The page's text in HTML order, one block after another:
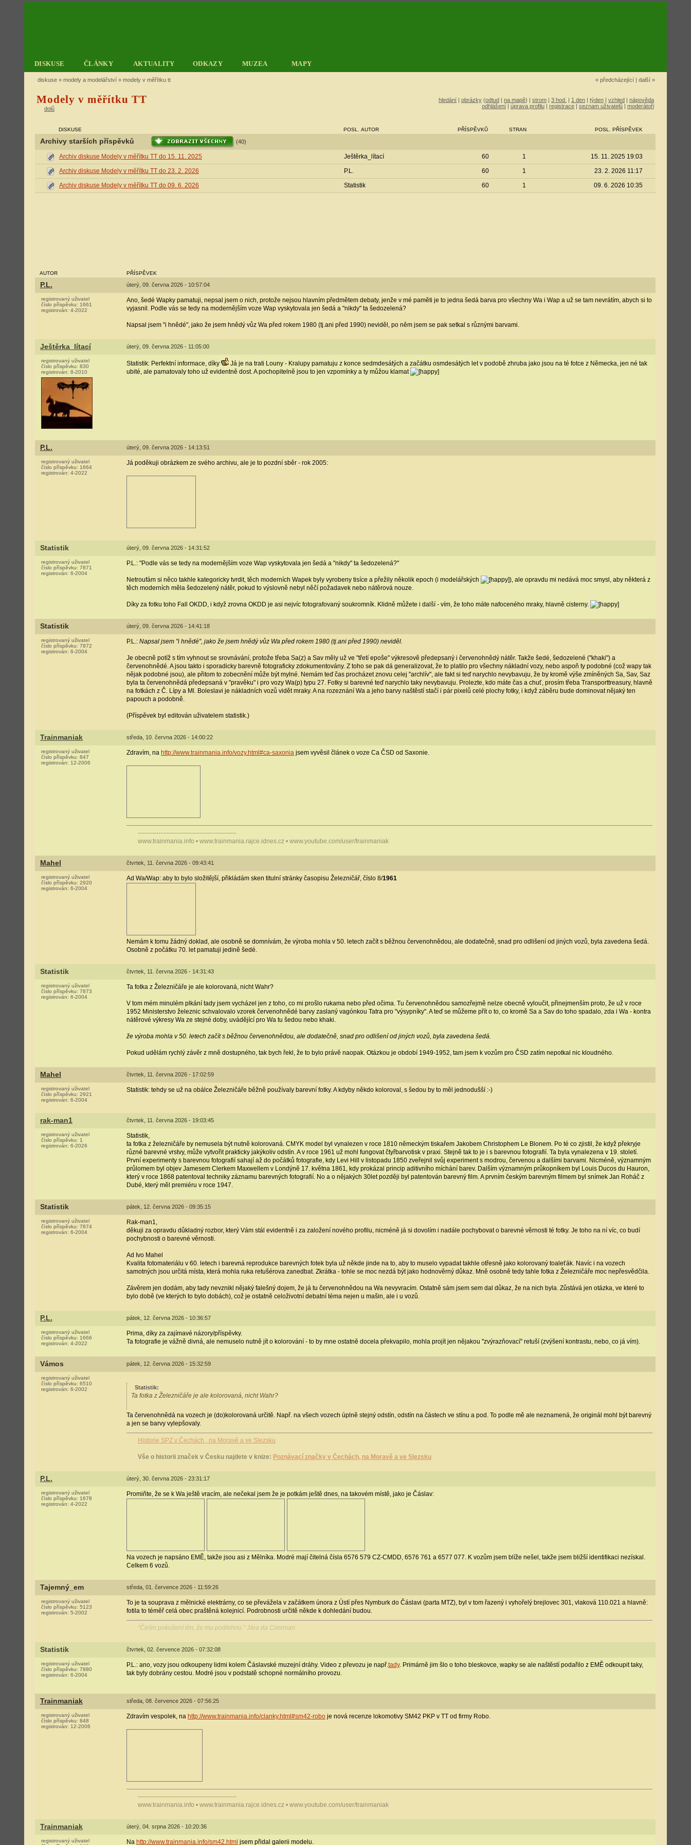
DISKUSE ČLÁNKY AKTUALITY ODKAZY MUZEA MAPY
diskuse » modely a modelářství » modely v měřítku tt « předcházející | další »
Modely v měřítku TT
dolů
hledání | obrázky (odtud | na mapě) | strom | 3 hod. | 1 den | týden | vzhled | nápověda
odhlášení | úprava profilu | registrace | seznam uživatelů | moderátoři
DISKUSE POSL. AUTOR PŘÍSPĚVKŮ STRAN POSL. PŘÍSPĚVEK
Archivy starších příspěvků (40)
Archiv diskuse Modely v měřítku TT do 15. 11. 2025 Ještěrka_lítací 60 1
15. 11. 2025 19:03
Archiv diskuse Modely v měřítku TT do 23. 2. 2026
P.L. 60 1
23. 2. 2026 11:17
Archiv diskuse Modely v měřítku TT do 09. 6. 2026
Statistik 60 1 09. 6. 2026 10:35
AUTOR PŘÍSPĚVEK
P.L. úterý, 09. června 2026 - 10:57:04
registrovaný uživatel
číslo příspěvku: 1661
registrován: 4-2022
Ano, šedé Wapky pamatuji, nepsal jsem o nich, protože nejsou hlavním předmětem debaty, jenže v mé paměti je to jedna šedá barva pro všechny Wa i Wap a už se tam nevrátím, abych si to
vyjasnil. Podle vás se tedy na modernějším voze Wap vyskytovala jen šedá a "nikdy" ta šedozelená?
Napsal jsem "i hnědé", jako že jsem hnědý vůz Wa před rokem 1980 (tj.ani před 1990) neviděl, po něm jsem se pak setkal s různými barvami.
Ještěrka_lítací úterý, 09. června 2026 - 11:05:00
registrovaný uživatel
číslo příspěvku: 830
registrován: 8-2010
Statistik: Perfektní informace, díky
Já je na trati Louny - Kralupy pamatuju z konce sedmdesátých a začátku osmdesátých let v podobě zhruba jako jsou na té fotce z Německa, jen né tak
ubité, ale pamatovaly toho už evidentně dost. A pochopitelně jsou to jen vzpomínky a ty můžou klamat
P.L. úterý, 09. června 2026 - 14:13:51
registrovaný uživatel
číslo příspěvku: 1664
registrován: 4-2022
Já poděkuji obrázkem ze svého archivu, ale je to pozdní sběr - rok 2005:
Statistik úterý, 09. června 2026 - 14:31:52
registrovaný uživatel
číslo příspěvku: 7871
registrován: 6-2004
P.L.: "Podle vás se tedy na modernějším voze Wap vyskytovala jen šedá a "nikdy" ta šedozelená?"
Netroufám si něco takhle kategoricky tvrdit, těch moderních Wapek byly vyrobeny tisíce a přežily několik epoch (i modelářských
), ale opravdu mi nedává moc smysl, aby některá z
těch moderních měla šedozelený nátěr, pokud to výslovně nebyl něčí požadavek nebo nátěrová nouze.
Díky za fotku toho Fall OKDD, i když zrovna OKDD je asi nejvíc fotografovaný soukromník. Klidně můžete i další - vím, že toho máte nafoceného mraky, hlavně cisterny.
Statistik úterý, 09. června 2026 - 14:41:18
registrovaný uživatel
číslo příspěvku: 7872
registrován: 6-2004
P.L.: Napsal jsem "i hnědé", jako že jsem hnědý vůz Wa před rokem 1980 (tj.ani před 1990) neviděl.
Je obecně potíž s tím vyhnout se srovnávání, protože třeba Sa(z) a Sav měly už ve "třetí epoše" výkresově předepsaný i červenohnědý nátěr. Takže šedé, šedozelené ("khaki") a
červenohnědé. A jsou takto i sporadicky barevně fotograficky zdokumentovány. Z toho se pak dá generalizovat, že to platilo pro všechny nákladní vozy, nebo aspoň ty podobné (což wapy tak
nějak podobné jsou), ale přitom to zobecnění může být mylné. Nemám teď čas procházet znovu celej "archlív", ale fakt si teď narychlo nevybavuju, že by kromě výše zmíněných Sa, Sav, Saz
byla ta červenohnědá předepsaná v "pravěku" i pro vozy Wa(p) typu 27. Fotky si barevné teď narychlo taky nevybavuju. Prolezte, kdo máte čas a chuť, prosím třeba Transporttreasury, hlavně
na fotkách z Č. Lípy a Ml. Boleslavi je nákladních vozů vidět mraky. A na rozeznání Wa a jeho barvy naštěstí stačí i pár pixelů celé plochy fotky, i když záběru bude dominovat nějaký ten
papouch a podobně.
(Příspěvek byl editován uživatelem statistik.)
Trainmaniak středa, 10. června 2026 - 14:00:22
registrovaný uživatel
číslo příspěvku: 847
registrován: 12-2006
Zdravím, na http://www.trainmania.info/vozy.html#ca-saxonia jsem vyvěsil článek o voze Ca ČSD od Saxonie.
------------------------------------------------
www.trainmania.info • www.trainmania.rajce.idnes.cz • www.youtube.com/user/trainmaniak
Mahel čtvrtek, 11. června 2026 - 09:43:41
registrovaný uživatel
číslo příspěvku: 2920
registrován: 6-2004
Ad Wa/Wap: aby to bylo složitější, přikládám sken titulní stránky časopisu Železničář, číslo 8/1961
Nemám k tomu žádný doklad, ale osobně se domnívám, že výroba mohla v 50. letech začít s běžnou červenohnědou, ale dodatečně, snad pro odlišení od jiných vozů, byla zavedena šedá.
Osobně z počátku 70. let pamatuji jedině šedé.
Statistik čtvrtek, 11. června 2026 - 14:31:43
registrovaný uživatel
číslo příspěvku: 7873
registrován: 6-2004
Ta fotka z Železničáře je ale kolorovaná, nicht Wahr?
V tom mém minulém plkání tady jsem vycházel jen z toho, co mi prošlo rukama nebo před očima. Tu červenohnědou samozřejmě nelze obecně vyloučit, přinejmenším proto, že už v roce
1952 Ministerstvo železnic schvalovalo vzorek červenohnědé barvy zaslaný vagónkou Tatra pro "výsypníky". A teď se můžeme přít o to, co kromě Sa a Sav do toho spadalo, zda i Wa - kontra
nátěrové výkresy Wa ze stejné doby, uvádějící pro Wa tu šedou nebo khaki.
že výroba mohla v 50. letech začít s běžnou červenohnědou, ale dodatečně, snad pro odlišení od jiných vozů, byla zavedena šedá.
Pokud udělám rychlý závěr z mně dostupného, tak bych řekl, že to bylo právě naopak. Otázkou je období 1949-1952, tam jsem k vozům pro ČSD zatím nepotkal nic kloudného.
Mahel čtvrtek, 11. června 2026 - 17:02:59
registrovaný uživatel
číslo příspěvku: 2921
registrován: 6-2004
Statistik: tehdy se už na obálce Železničáře běžně používaly barevní fotky. A kdyby někdo koloroval, s šedou by to měl jednodušší :-)
rak-man1 čtvrtek, 11. června 2026 - 19:03:45
registrovaný uživatel
číslo příspěvku: 1
registrován: 6-2026
Statistik,
ta fotka z železničáře by nemusela být nutně kolorovaná. CMYK model byl vynalezen v roce 1810 německým tiskařem Jakobem Christophem Le Blonem. Po té co zjistil, že když překryje
různé barevné vrstvy, může vytvořit prakticky jakýkoliv odstín. A v roce 1961 už mohl fungovat čtyřbarvotisk v praxi. Stejně tak to je i s barevnou fotografií. Ta byla vynalezena v 19. století.
První experimenty s barevnou fotografií sahají až do počátků fotografie, kdy Levi Hill v listopadu 1850 zveřejnil svůj experiment s modrou, červenou a dalšími barvami. Nicméně, významným
průlomem byl objev Jamesem Clerkem Maxwellem v Londýně 17. května 1861, kdy prokázal princip aditivního míchání barev. Dalším významným průkopníkem byl Louis Ducos du Hauron,
který v roce 1868 patentoval techniky záznamu barevných fotografií. No a o nějakých 30let později byl patentován barevný film. A prvním českým barevným filmem byl snímek Jan Roháč z
Dubé, který měl premiéru v roce 1947.
Statistik pátek, 12. června 2026 - 09:35:15
registrovaný uživatel
číslo příspěvku: 7874
registrován: 6-2004
Rak-man1,
děkuji za opravdu důkladný rozbor, který Vám stál evidentně i za založení nového profilu, nicméně já si dovolím i nadále pochybovat o barevné věrnosti té fotky. Je toho na ní víc, co budí
pochybnosti o barevné věrnosti.
Ad Ivo Mahel
Kvalita fotomateriálu v 60. letech i barevná reprodukce barevných fotek byla už někde jinde na to, aby to muselo vypadat takhle otřesně jako kolorovaný toaleťák. Navíc i na vozech
samotných jsou určitá místa, která mohla ruka retušérova zanedbat. Zkrátka - tohle se moc nezdá být jako hodnověrný důkaz. Mně osobně tedy tahle fotka z Železničáře moc nepřesvědčila.
Závěrem jen dodám, aby tady nevznikl nějaký falešný dojem, že já tu červenohnědou na Wa nevyvracím. Ostatně sám jsem sem dal důkaz, že na nich byla. Zůstává jen otázka, ve které to
bylo době (ve kterých to bylo dobách), což je ostatně celoživotní debatní téma nejen u mašin, ale i u vozů.
P.L. pátek, 12. června 2026 - 10:36:57
registrovaný uživatel
číslo příspěvku: 1666
registrován: 4-2022
Prima, díky za zajímavé názory/příspěvky.
Ta fotografie je vážně divná, ale nemuselo nutně jít o kolorování - to by mne ostatně docela překvapilo, mohla projít jen nějakou "zvýrazňovací" retuší (zvýšení kontrastu, nebo, co já vím).
Vámos pátek, 12. června 2026 - 15:32:59
registrovaný uživatel
číslo příspěvku: 6510
registrován: 6-2002 Statistik:
Ta fotka z Železničáře je ale kolorovaná, nicht Wahr?
Ta červenohnědá na vozech je (do)kolorovaná určitě. Např. na všech vozech úplně stejný odstín, odstín na částech ve stínu a pod. To podle mě ale neznamená, že originál mohl být barevný
a jen se barvy vylepšovaly.
Historie SPZ v Čechách , na Moravě a ve Slezsku
Vše o historii značek v Česku najdete v knize: Poznávací značky v Čechách, na Moravě a ve Slezsku
P.L. úterý, 30. června 2026 - 23:31:17
registrovaný uživatel
číslo příspěvku: 1678
registrován: 4-2022
Promiňte, že se k Wa ještě vracím, ale nečekal jsem že je potkám ještě dnes, na takovém místě, jako je Čáslav:
Na vozech je napsáno EMĚ, takže jsou asi z Mělníka. Modré mají čitelná čísla 6576 579 CZ-CMDD, 6576 761 a 6577 077. K vozům jsem blíže nešel, takže jsem bližší identifikaci nezískal.
Celkem 6 vozů.
Tajemný_em středa, 01. července 2026 - 11:59:26
registrovaný uživatel
číslo příspěvku: 5123
registrován: 5-2002
To je ta souprava z mělnické elektrárny, co se převážela v začátkem února z Ústí přes Nymburk do Čáslavi (parta MTZ), byl v tom řazený i vyhořelý brejlovec 301, vlaková 110.021 a hlavně:
fotila to téměř celá obec praštěná kolejnicí. Podrobnosti určitě někde k dohledání budou.
"Čelím pokušení tím, že mu podlehnu." Jára da Cimrman
Statistik čtvrtek, 02. července 2026 - 07:32:08
registrovaný uživatel
číslo příspěvku: 7880
registrován: 6-2004
P.L.: ano, vozy jsou odkoupeny lidmi kolem Čáslavské muzejní dráhy. Video z převozu je např.tady. Primárně jim šlo o toho bleskovce, wapky se ale naštěstí podařilo z EMĚ odkoupit taky,
tak byly dobrány cestou. Modré jsou v podstatě schopné normálního provozu.
Trainmaniak středa, 08. července 2026 - 07:56:25
registrovaný uživatel
číslo příspěvku: 848
registrován: 12-2006
Zdravím vespolek, na http://www.trainmania.info/clanky.html#sm42-robo je nová recenze lokomotivy SM42 PKP v TT od firmy Robo.
------------------------------------------------
www.trainmania.info • www.trainmania.rajce.idnes.cz • www.youtube.com/user/trainmaniak
Trainmaniak úterý, 04. srpna 2026 - 10:20:36
registrovaný uživatel
Na http://www.trainmania.info/sm42.html jsem přidal galerii modelu.